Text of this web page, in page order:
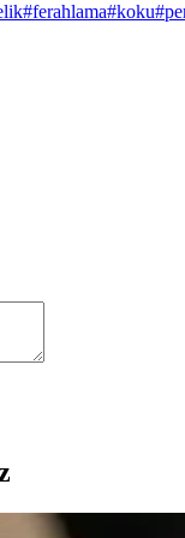
#ferahlama#koku#